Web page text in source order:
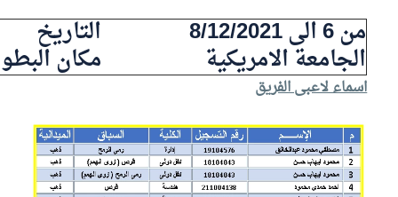
من 6 الى 8/12/2021 التاريخ
الجامعة الامريكية مكان
اسماء لاعبى الفريق